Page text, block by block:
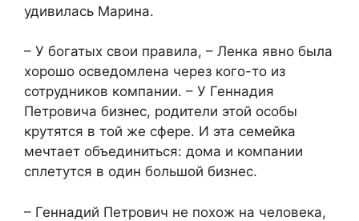
удивилась Марина.
– У богатых свои правила, – Ленка явно была
хорошо осведомлена через кого-то из
сотрудников компании. – У Геннадия
Петровича бизнес, родители этой особы
крутятся в той же сфере. И эта семейка
мечтает объединиться: дома и компании
сплетутся в один большой бизнес.
– Геннадий Петрович не похож на человека,